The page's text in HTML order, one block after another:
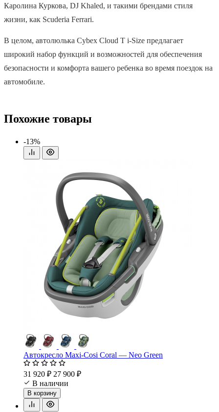
Каролина Куркова, DJ Khaled, и такими брендами стиля
жизни, как Scuderia Ferrari.
В целом, автолюлька Cybex Cloud T i-Size предлагает
широкий набор функций и возможностей для обеспечения
безопасности и комфорта вашего ребенка во время поездок на
автомобиле.
Похожие товары
-13%
Автокресло Maxi-Cosi Coral — Neo Green
31 920 ₽ 27 900 ₽
В наличии
В корзину